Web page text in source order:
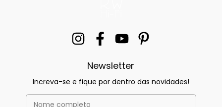
Newsletter
Increva-se e fique por dentro das novidades!